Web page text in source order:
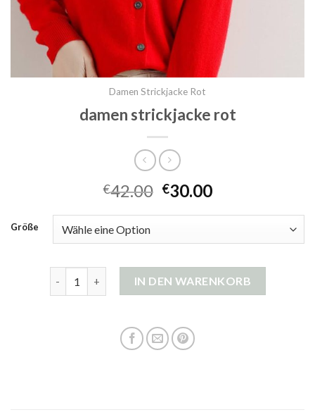
Damen Strickjacke Rot
damen strickjacke rot
€42.00 €30.00
Größe
damen strickjacke rot MengeIN DEN WARENKORB